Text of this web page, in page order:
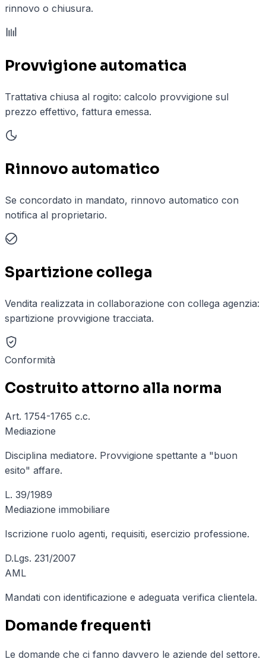
rinnovo o chiusura.
Provvigione automatica
Trattativa chiusa al rogito: calcolo provvigione sul
prezzo effettivo, fattura emessa.
Rinnovo automatico
Se concordato in mandato, rinnovo automatico con
notifica al proprietario.
Spartizione collega
Vendita realizzata in collaborazione con collega agenzia:
spartizione provvigione tracciata.
Conformità
Costruito attorno alla norma
Art. 1754-1765 c.c.
Mediazione
Disciplina mediatore. Provvigione spettante a "buon
esito" affare.
L. 39/1989
Mediazione immobiliare
Iscrizione ruolo agenti, requisiti, esercizio professione.
D.Lgs. 231/2007
AML
Mandati con identificazione e adeguata verifica clientela.
Domande frequenti
Le domande che ci fanno davvero le aziende del settore.